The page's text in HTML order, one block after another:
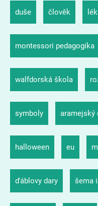
duše člověk
montessori pedagogika
walfdorská škola
symboly aramejský
halloween eu
ďáblovy dary šema